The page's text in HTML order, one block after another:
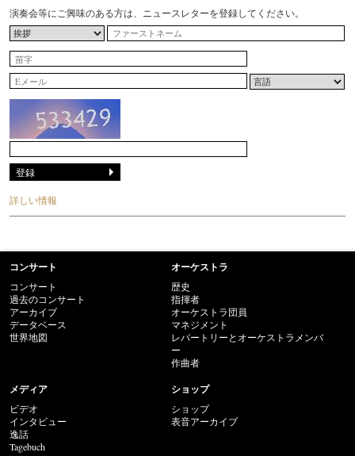
演奏会等にご興味のある方は、ニュースレターを登録してください。
詳しい情報
コンサート
コンサート
過去のコンサート
アーカイブ
データベース
世界地図
オーケストラ
歴史
指揮者
オーケストラ団員
マネジメント
レパートリーとオーケストラメンバ
ー
作曲者
メディア
ビデオ
インタビュー
逸話
Tagebuch
ショップ
ショップ
表音アーカイブ